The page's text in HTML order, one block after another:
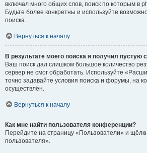
включал много общих слов, поиск по которым в
Будьте более конкретны и используйте
поиска.
Вернуться к началу
В результате моего поиска я получил пустую
Ваш поиск дал слишком большое количество
сервер не смог обработать. Используйте
точно задавайте условия поиска и форумы, на
осуществлён.
Вернуться к началу
Как мне найти пользователя конференции?
Перейдите на страницу «Пользователи» и
пользователя».